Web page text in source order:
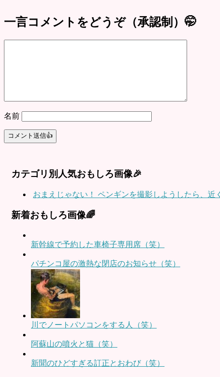
一言コメントをどうぞ（承認制）🤭
名前
カテゴリ別人気おもしろ画像🎉
おまえじゃない！ ペンギンを撮影しようしたら、近
新着おもしろ画像🌈
新幹線で予約した車椅子専用席（笑）
パチンコ屋の激熱な閉店のお知らせ（笑）
川でノートパソコンをする人（笑）
阿蘇山の噴火と猫（笑）
新聞のひどすぎる訂正とおわび（笑）